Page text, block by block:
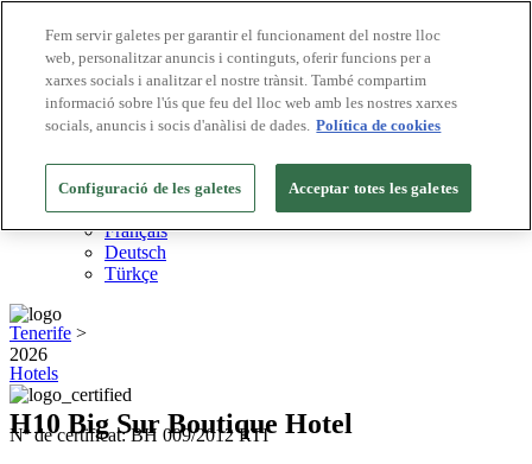
Destinacions Biosphere
Empreses Biosphere
Com valorem
Sobre nosaltres
English
Español
Português
Français
Deutsch
Türkçe
2026
Nº de certificat: BH 009/2012 RTI
Tenerife >
Hotels
H10 Big Sur Boutique Hotel
Fem servir galetes per garantir el funcionament del nostre lloc
web, personalitzar anuncis i continguts, oferir funcions per a
xarxes socials i analitzar el nostre trànsit. També compartim
informació sobre l'ús que feu del lloc web amb les nostres xarxes
socials, anuncis i socis d'anàlisi de dades. Política de cookies
Configuració de les galetes Acceptar totes les galetes